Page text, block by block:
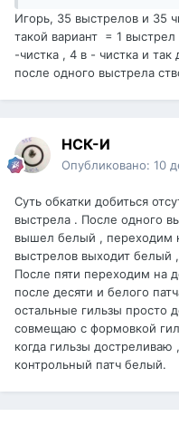
Игорь, 35 выстрелов и 35
такой вариант = 1
-чистка , 4 в - чистка и
после одного выстрела
НСК-И
Опубликовано: 10
Суть обкатки добиться
выстрела . После одного
вышел белый , переходим
выстрелов выходит белый
После пяти переходим на
после десяти и белого
остальные гильзы просто
совмещаю с формовкой
когда гильзы
контрольный патч белый.